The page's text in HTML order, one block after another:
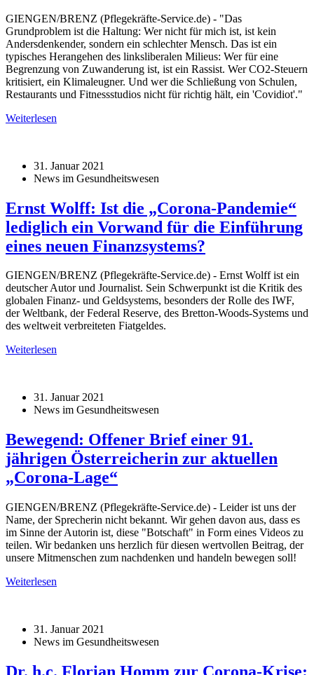
GIENGEN/BRENZ (Pflegekräfte-Service.de) - "Das
Grundproblem ist die Haltung: Wer nicht für mich ist, ist kein
Andersdenkender, sondern ein schlechter Mensch. Das ist ein
typisches Herangehen des linksliberalen Milieus: Wer für eine
Begrenzung von Zuwanderung ist, ist ein Rassist. Wer CO2-Steuern
kritisiert, ein Klimaleugner. Und wer die Schließung von Schulen,
Restaurants und Fitnessstudios nicht für richtig hält, ein 'Covidiot'."
Weiterlesen
31. Januar 2021
News im Gesundheitswesen
Ernst Wolff: Ist die „Corona-Pandemie“
lediglich ein Vorwand für die Einführung
eines neuen Finanzsystems?
GIENGEN/BRENZ (Pflegekräfte-Service.de) - Ernst Wolff ist ein
deutscher Autor und Journalist. Sein Schwerpunkt ist die Kritik des
globalen Finanz- und Geldsystems, besonders der Rolle des IWF,
der Weltbank, der Federal Reserve, des Bretton-Woods-Systems und
des weltweit verbreiteten Fiatgeldes.
Weiterlesen
31. Januar 2021
News im Gesundheitswesen
Bewegend: Offener Brief einer 91.
jährigen Österreicherin zur aktuellen
„Corona-Lage“
GIENGEN/BRENZ (Pflegekräfte-Service.de) - Leider ist uns der
Name, der Sprecherin nicht bekannt. Wir gehen davon aus, dass es
im Sinne der Autorin ist, diese "Botschaft" in Form eines Videos zu
teilen. Wir bedanken uns herzlich für diesen wertvollen Beitrag, der
unsere Mitmenschen zum nachdenken und handeln bewegen soll!
Weiterlesen
31. Januar 2021
News im Gesundheitswesen